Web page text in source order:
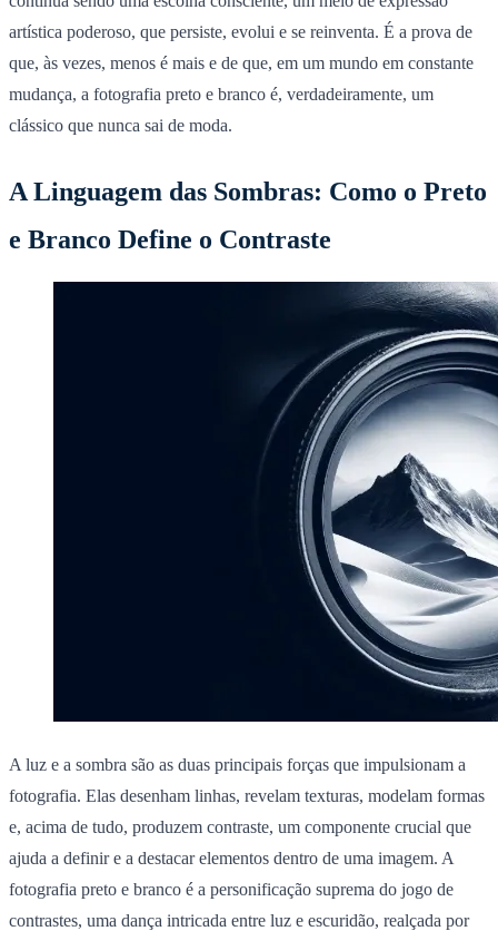
artística poderoso, que persiste, evolui e se reinventa. É a prova de
que, às vezes, menos é mais e de que, em um mundo em constante
mudança, a fotografia preto e branco é, verdadeiramente, um
clássico que nunca sai de moda.
A Linguagem das Sombras: Como o Preto
e Branco Define o Contraste
A luz e a sombra são as duas principais forças que impulsionam a
fotografia. Elas desenham linhas, revelam texturas, modelam formas
e, acima de tudo, produzem contraste, um componente crucial que
ajuda a definir e a destacar elementos dentro de uma imagem. A
fotografia preto e branco é a personificação suprema do jogo de
contrastes, uma dança intricada entre luz e escuridão, realçada por